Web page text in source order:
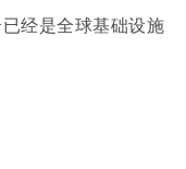
经是全球基础设施